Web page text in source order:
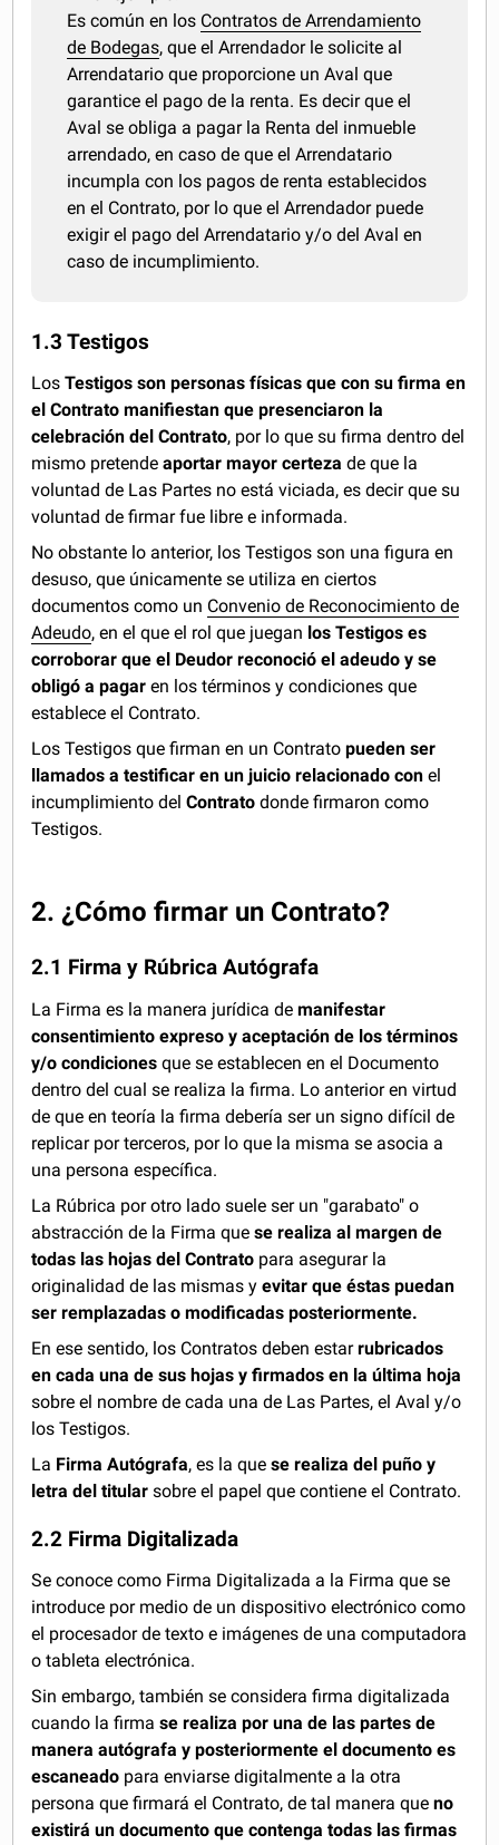
Es común en los Contratos de Arrendamiento
de Bodegas, que el Arrendador le solicite al
Arrendatario que proporcione un Aval que
garantice el pago de la renta. Es decir que el
Aval se obliga a pagar la Renta del inmueble
arrendado, en caso de que el Arrendatario
incumpla con los pagos de renta establecidos
en el Contrato, por lo que el Arrendador puede
exigir el pago del Arrendatario y/o del Aval en
caso de incumplimiento.
1.3 Testigos
LosTestigos son personas físicas que con su firma en
el Contrato manifiestan que presenciaron la
celebración del Contrato, por lo que su firma dentro del
mismo pretendeaportar mayor certeza de que la
voluntad de Las Partes no está viciada, es decir que su
voluntad de firmar fue libre e informada.
No obstante lo anterior, los Testigos son una figura en
desuso, que únicamente se utiliza en ciertos
documentos como un Convenio de Reconocimiento de
Adeudo, en el que el rol que juegan los Testigos es
corroborar que el Deudor reconoció el adeudo y se
obligó a pagar en los términos y condiciones que
establece el Contrato.
Los Testigos que firman en un Contratopueden ser
llamados a testificar en un juicio relacionado con el
incumplimiento delContrato donde firmaron como
Testigos.
2. ¿Cómo firmar un Contrato?
2.1 Firma y Rúbrica Autógrafa
La Firma es la manera jurídica demanifestar
consentimiento expreso y aceptación de los términos
y/o condiciones que se establecen en el Documento
dentro del cual se realiza la firma. Lo anterior en virtud
de que en teoría la firma debería ser un signo difícil de
replicar por terceros, por lo que la misma se asocia a
una persona específica.
La Rúbrica por otro lado suele ser un "garabato" o
abstracción de la Firma quese realiza al margen de
todas las hojas del Contrato para asegurar la
originalidad de las mismas yevitar que éstas puedan
ser remplazadas o modificadas posteriormente.
En ese sentido, los Contratos deben estarrubricados
en cada una de sus hojas y firmados en la última hoja
sobre el nombre de cada una de Las Partes, el Aval y/o
los Testigos.
La Firma Autógrafa, es la quese realiza del puño y
letra del titular sobre el papel que contiene el Contrato.
2.2 Firma Digitalizada
Se conoce como Firma Digitalizada a la Firma que se
introduce por medio de un dispositivo electrónico como
el procesador de texto e imágenes de una computadora
o tableta electrónica.
Sin embargo, también se considera firma digitalizada
cuando la firmase realiza por una de las partes de
manera autógrafa y posteriormente el documento es
escaneado para enviarse digitalmente a la otra
persona que firmará el Contrato, de tal manera que no
existirá un documento que contenga todas las firmas